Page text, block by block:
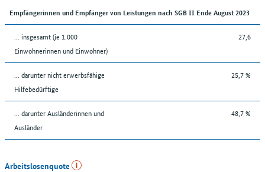
Empfängerinnen und Empfänger von Leistungen nach SGB II Ende August 2023
... insgesamt (je 1.000
Einwohnerinnen und Einwohner)
27,6
... darunter nicht erwerbsfähige
Hilfebedürftige
25,7 %
... darunter Ausländerinnen und
Ausländer
48,7 %
Arbeitslosenquote